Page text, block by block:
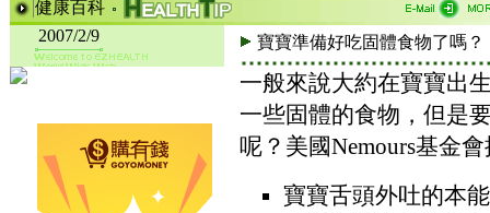
健康百科
2007/2/9
寶寶準備好吃固體食物了嗎？
一般來說大約在寶寶出
一些固體的食物，但是
呢？美國Nemours基金
寶寶舌頭外吐的本